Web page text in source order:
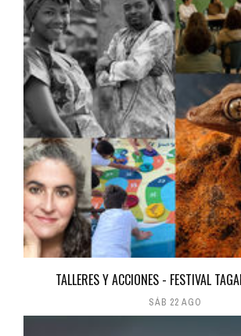
TALLERES Y ACCIONES - FESTIVAL
SÁB 22 AGO